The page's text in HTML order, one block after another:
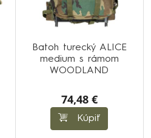
Batoh turecký ALICE
medium s rámom
WOODLAND
74,48 €
Kúpiť